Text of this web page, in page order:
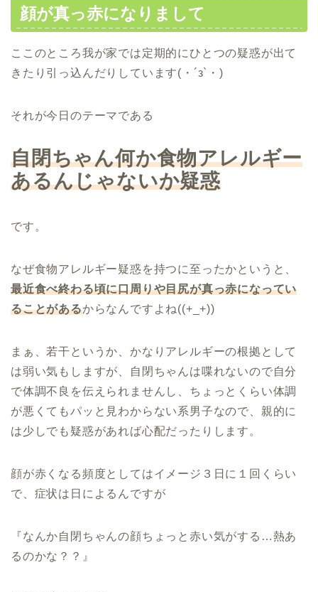
顔が真っ赤になりまして
ここのところ我が家では定期的にひとつの疑惑が出て
きたり引っ込んだりしています(・´з`・)
それが今日のテーマである
自閉ちゃん何か食物アレルギー
あるんじゃないか疑惑
です。
なぜ食物アレルギー疑惑を持つに至ったかというと、
最近食べ終わる頃に口周りや目尻が真っ赤になってい
ることがあるからなんですよね((+_+))
まぁ、若干というか、かなりアレルギーの根拠として
は弱い気もしますが、自閉ちゃんは喋れないので自分
で体調不良を伝えられませんし、ちょっとくらい体調
が悪くてもパッと見わからない系男子なので、親的に
は少しでも疑惑があれば心配だったりします。
顔が赤くなる頻度としてはイメージ３日に１回くらい
で、症状は日によるんですが
『なんか自閉ちゃんの顔ちょっと赤い気がする…熱あ
るのかな？？』